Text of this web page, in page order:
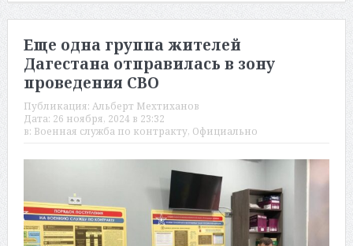
Еще одна группа жителей
Дагестана отправилась в зону
проведения СВО
Публикация: Альберт Мехтиханов
Дата: 26 ноября, 2024 в 23:32
в: Военная служба по контракту, Официально